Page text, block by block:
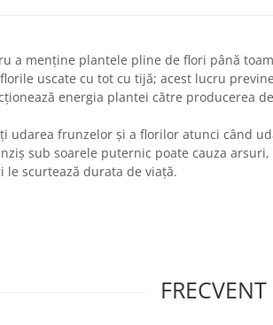
a menține plantele pline de flori până
uscate cu tot cu tijă; acest lucru previne
energia plantei către producerea
udarea frunzelor și a florilor atunci când
sub soarele puternic poate cauza
scurtează durata de viață.